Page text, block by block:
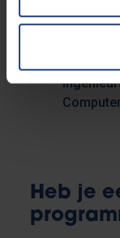
Heb je